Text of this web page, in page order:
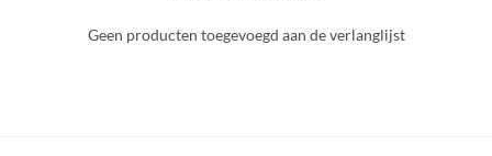
Geen producten toegevoegd aan de verlanglijst